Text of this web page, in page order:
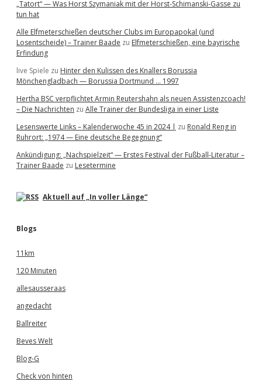
„Tatort“ — Was Horst Szymaniak mit der Horst-Schimanski-Gasse zu
tun hat
Alle Elfmeterschießen deutscher Clubs im Europapokal (und
Losentscheide) – Trainer Baade zu Elfmeterschießen, eine bayrische
Erfindung
live Spiele zu Hinter den Kulissen des Knallers Borussia
Mönchengladbach — Borussia Dortmund … 1997
Hertha BSC verpflichtet Armin Reutershahn als neuen Assistenzcoach!
– Die Nachrichten zu Alle Trainer der Bundesliga in einer Liste
Lesenswerte Links – Kalenderwoche 45 in 2024 | zu Ronald Reng in
Ruhrort: „1974 — Eine deutsche Begegnung“
Ankündigung: „Nachspielzeit“ — Erstes Festival der Fußball-Literatur –
Trainer Baade zu Lesetermine
Aktuell auf „In voller Länge“
Blogs
11km
120 Minuten
allesausseraas
angedacht
Ballreiter
Beves Welt
Blog-G
Check von hinten